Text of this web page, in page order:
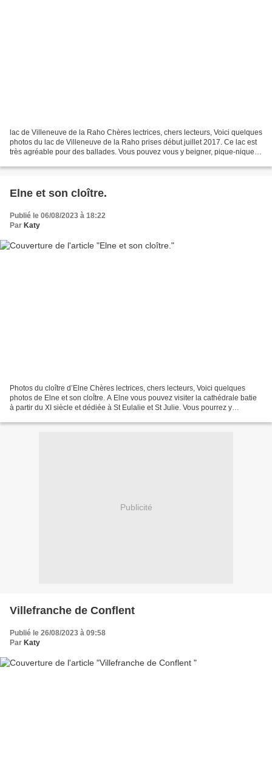
lac de Villeneuve de la Raho Chères lectrices, chers lecteurs, Voici quelques
photos du lac de Villeneuve de la Raho prises début juillet 2017. Ce lac est
très agréable pour des ballades. Vous pouvez vous y beigner, pique-niquer
Elne et son cloître.
Publié le 06/08/2023 à 18:22
Par Katy
Photos du cloître d’Elne Chères lectrices, chers lecteurs, Voici quelques
photos de Elne et son cloÏtre. A Elne vous pouvez visiter la cathédrale batie
à partir du XI siècle et dédiée à St Eulalie et St Julie. Vous pourrez y
Publicité
Villefranche de Conflent
Publié le 26/08/2023 à 09:58
Par Katy